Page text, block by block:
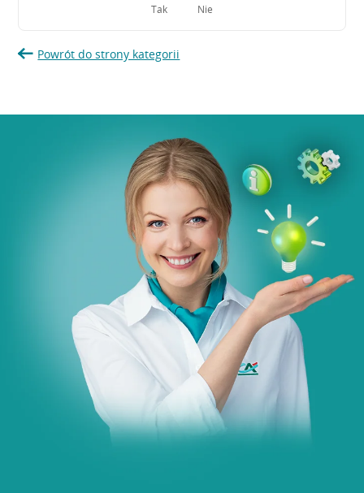
Tak Nie
Powrót do strony kategorii